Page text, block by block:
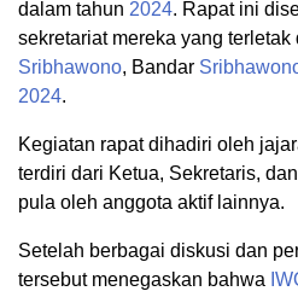
dalam tahun 2024. Rapat ini
sekretariat mereka yang terletak
Sribhawono, Bandar
2024.
Kegiatan rapat dihadiri oleh
terdiri dari Ketua, Sekretaris,
pula oleh anggota aktif lainnya.
Setelah berbagai diskusi dan
tersebut menegaskan bahwa